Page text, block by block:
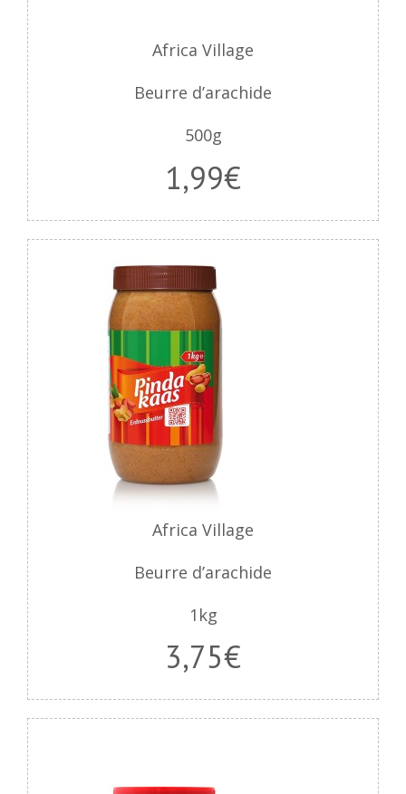
Africa Village
Beurre d’arachide
500g
1,99€
Africa Village
Beurre d’arachide
1kg
3,75€